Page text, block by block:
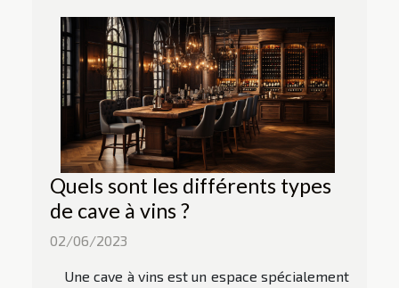
Quels sont les différents types
de cave à vins ?
02/06/2023
Une cave à vins est un espace spécialement